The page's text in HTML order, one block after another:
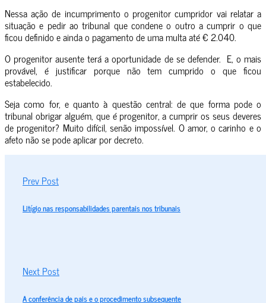
Nessa ação de incumprimento o progenitor cumpridor vai relatar a
situação e pedir ao tribunal que condene o outro a cumprir o que
ficou definido e ainda o pagamento de uma multa até € 2.040.
O progenitor ausente terá a oportunidade de se defender. E, o mais
provável, é justificar porque não tem cumprido o que ficou
estabelecido.
Seja como for, e quanto à questão central: de que forma pode o
tribunal obrigar alguém, que é progenitor, a cumprir os seus deveres
de progenitor? Muito difícil, senão impossível. O amor, o carinho e o
afeto não se pode aplicar por decreto.
Prev Post
Litígio nas responsabilidades parentais nos tribunais
Next Post
A conferência de pais e o procedimento subsequente